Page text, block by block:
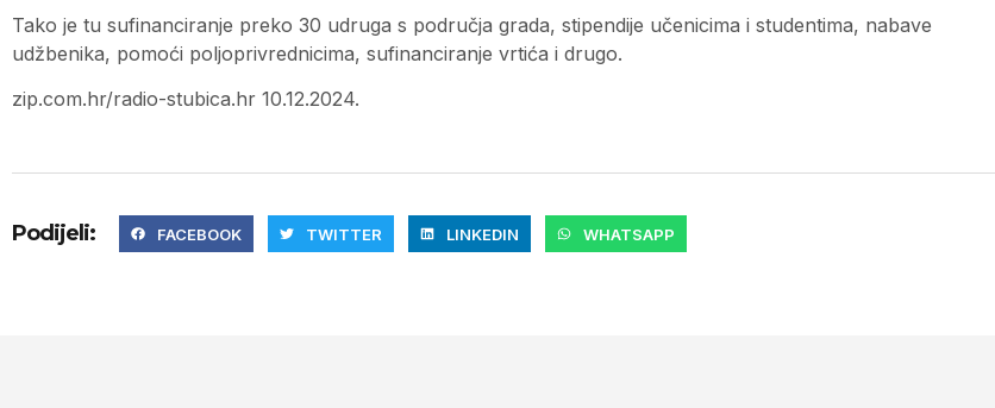
Tako je tu sufinanciranje preko 30 udruga s područja grada, stipendije učenicima i studentima, nabave
udžbenika, pomoći poljoprivrednicima, sufinanciranje vrtića i drugo.
zip.com.hr/radio-stubica.hr 10.12.2024.
Podijeli: FACEBOOK TWITTER LINKEDIN WHATSAPP